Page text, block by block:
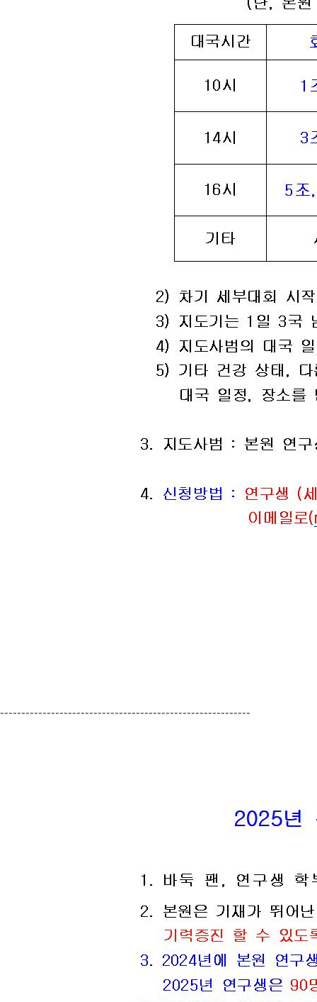
-----------------------------------------------------------